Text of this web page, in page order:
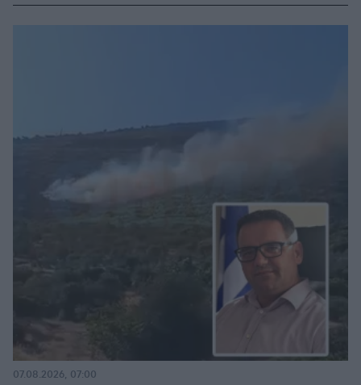
07.08.2026, 07:00